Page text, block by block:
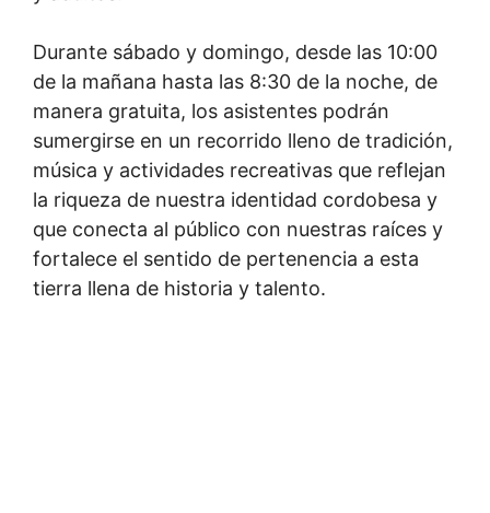
Durante sábado y domingo, desde las 10:00
de la mañana hasta las 8:30 de la noche, de
manera gratuita, los asistentes podrán
sumergirse en un recorrido lleno de tradición,
música y actividades recreativas que reflejan
la riqueza de nuestra identidad cordobesa y
que conecta al público con nuestras raíces y
fortalece el sentido de pertenencia a esta
tierra llena de historia y talento.